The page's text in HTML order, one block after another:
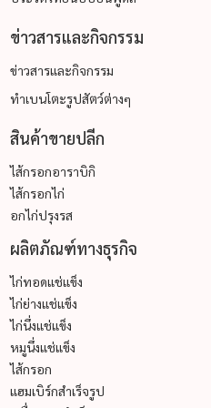
ข่าวสารและกิจกรรม
ข่าวสารและกิจกรรม
ทำเบนโตะรูปสัตว์ต่างๆ
สินค้าขายปลีก
ไส้กรอกอาราบิกิ
ไส้กรอกไก่
อกไก่ปรุงรส
ผลิตภัณฑ์ทางธุรกิจ
ไก่ทอดแช่แข็ง
ไก่ย่างแช่แข็ง
ไก่นึ่งแช่แข็ง
หมูนึ่งแช่แข็ง
ไส้กรอก
แฮมเบิร์กสำเร็จรูป